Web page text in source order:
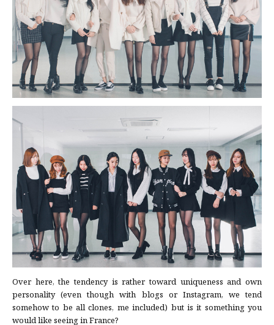
Over here, the tendency is rather toward uniqueness and own
personality (even though with blogs or Instagram, we tend
somehow to be all clones, me included) but is it something you
would like seeing in France?